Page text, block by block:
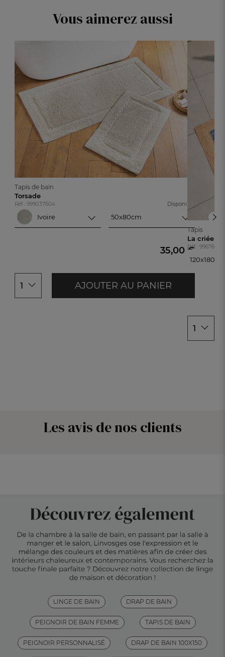
Vert cèdre
Jade
Topaze
Vert tendre
Noir
Grenat
Tempete
Vous aimerez aussi
Tapis de bain
Torsade
Réf : 999037604 Disponible
Ivoire
Ivoire
50x80cm
35,00 €
1 AJOUTER AU PANIER
Tapis
La criée
Réf :
1
Les avis de nos clients
LINGE DE BAIN DRAP DE BAIN
PEIGNOIR DE BAIN FEMME TAPIS DE BAIN
PEIGNOIR PERSONNALISÉ DRAP DE BAIN 100X150